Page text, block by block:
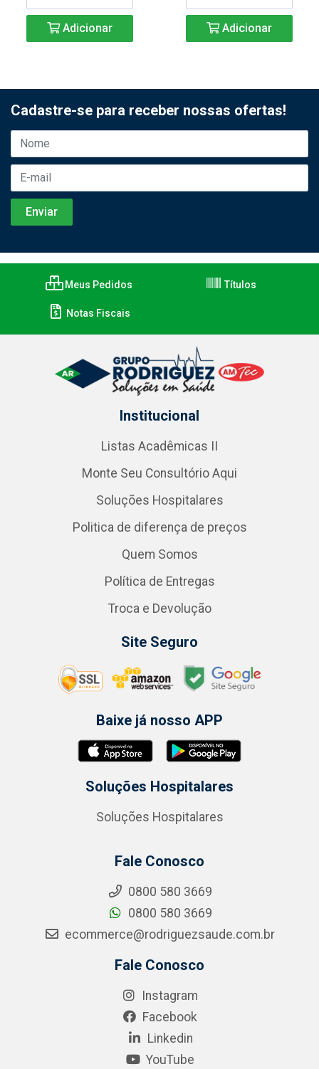
Adicionar Adicionar
Cadastre-se para receber nossas ofertas!
Meus Pedidos Títulos
Notas Fiscais
Institucional
Listas Acadêmicas II
Monte Seu Consultório Aqui
Soluções Hospitalares
Politica de diferença de preços
Quem Somos
Política de Entregas
Troca e Devolução
Site Seguro
Baixe já nosso APP
Soluções Hospitalares
Soluções Hospitalares
Fale Conosco
0800 580 3669
0800 580 3669
ecommerce@rodriguezsaude.com.br
Fale Conosco
Instagram
Facebook
Linkedin
YouTube